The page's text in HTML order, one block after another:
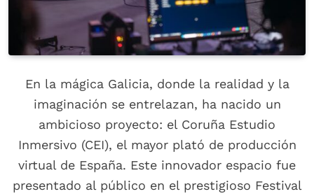
En la mágica Galicia, donde la realidad y la
imaginación se entrelazan, ha nacido un
ambicioso proyecto: el Coruña Estudio
Inmersivo (CEI), el mayor plató de producción
virtual de España. Este innovador espacio fue
presentado al público en el prestigioso Festival